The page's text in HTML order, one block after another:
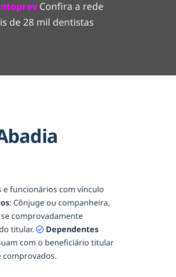
Confira a rede
de 28 mil dentistas
e funcionários com vínculo
: Cônjuge ou companheira,
comprovadamente
titular.
Dependentes
com o beneficiário titular
comprovados.